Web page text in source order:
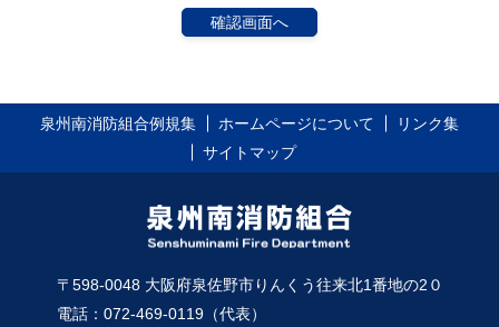
泉州南消防組合例規集 ホームページについて
リンク集
サイトマップ
〒598-0048 大阪府泉佐野市りんくう往来北1番地の2０
電話：072-469-0119（代表）